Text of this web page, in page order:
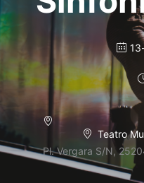
Teatro
Pl. Vergara S/N,